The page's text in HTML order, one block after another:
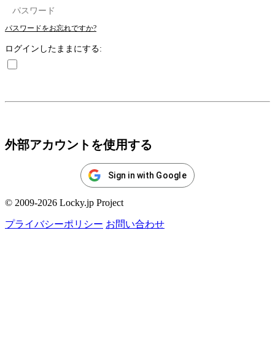
パスワードをお忘れですか?
ログインしたままにする:
外部アカウントを使用する
Sign in with Google
© 2009-2026 Locky.jp Project
プライバシーポリシー お問い合わせ